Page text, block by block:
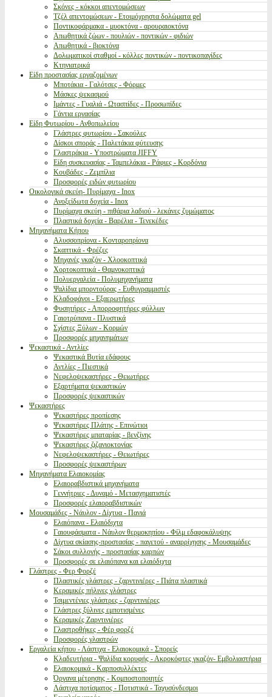
Σκόνες - κόκκοι απεντομώσεων
Τζέλ απεντομώσεων - Ετοιμόχρηστα δολώματα gel
Ποντικοφάρμακα - μυοκτόνα - αρουραιοκτόνα
Απωθητικά ζώων - πουλιών - ποντικών - φιδιών
Απωθητικά - βιοκτόνα
Δολωματικοί σταθμοί - κόλλες ποντικών - ποντικοπαγίδες
Κτηνιατρικά
Είδη προστασίας εργαζομένων
Μποτάκια - Γαλότσες - Φόρμες
Μάσκες ψεκασμού
Ιμάντες - Γυαλιά - Ωτασπίδες - Προσωπίδες
Γάντια εργασίας
Είδη Φυτωρίου - Ανθοπωλείου
Γλάστρες φυτωρίου - Σακούλες
Δίσκοι σποράς - Παλετάκια φύτευσης
Γλαστράκια - Υποστρώματα JIFFY
Είδη συσκευασίας - Ταμπελάκια - Ράφιες - Κορδόνια
Κουβάδες - Ζεμπίλια
Προσφορές ειδών φυτωρίου
Οικολογικά σκεύη- Πυρίμαχα - Inox
Ανοξείδωτα δοχεία - Inox
Πυρίμαχα σκεύη - πιθάρια λαδιού - λεκάνες ζυμώματος
Πλαστικά δοχεία - Βαρέλια - Τενεκέδες
Μηχανήματα Κήπου
Αλυσσοπρίονα - Κονταροπρίονα
Σκαπτικά - Φρέζες
Μηχανές γκαζόν - Χλοοκοπτικά
Χορτοκοπτικά - Θαμνοκοπτικά
Πολυεργαλεία - Πολυμηχανήματα
Ψαλίδια μπορντούρας - Ευθυγραμμιστές
Κλαδοφάγοι - Εξαερωτήρες
Φυσητήρες - Απορροφητήρες φύλλων
Γαιοτρύπανα - Πλυστικά
Σχίστες Ξύλων - Κορμών
Προσφορές μηχανημάτων
Ψεκαστικά - Αντλίες
Ψεκαστικά Βυτία εδάφους
Αντλίες - Πιεστικά
Νεφελοψεκαστήρες - Θειωτήρες
Εξαρτήματα ψεκαστικών
Προσφορές ψεκαστικών
Ψεκαστήρες
Ψεκαστήρες προπίεσης
Ψεκαστήρες Πλάτης - Επινώτιοι
Ψεκαστήρες μπαταρίας - βενζίνης
Ψεκαστήρες ζιζανιοκτονίας
Νεφελοψεκαστήρες - Θειωτήρες
Προσφορές ψεκαστήρων
Μηχανήματα Ελαιοκομίας
Ελαιοραβδιστικά μηχανήματα
Γεννήτριες - Δυναμό - Μετασχηματιστές
Προσφορές ελαιοραβδιστικών
Μουσαμάδες - Νάυλον - Δίχτυα - Πανιά
Ελαιόπανα - Ελαιόδιχτα
Γαιουφάσματα - Νάυλον θερμοκηπίου - Φίλμ εδαφοκάλυψης
Δίχτυα σκίασης-προστασίας - παγετού - αναρρίχησης - Μουσαμάδες
Σάκοι συλλογής - προστασίας καρπών
Προσφορές σε ελαιόπανα και ελαιόδιχτα
Γλάστρες - Φερ Φορζέ
Πλαστικές γλάστρες - ζαρντινιέρες - Πιάτα πλαστικά
Κεραμικές πήλινες γλάστρες
Τσιμεντένιες γλάστρες - ζαρντινιέρες
Γλάστρες ξύλινες εμποτισμένες
Κεραμικές Ζαρντινιέρες
Γλαστροθήκες - Φέρ φορζέ
Προσφορές γλαστρών
Εργαλεία κήπου - Λάστιχα - Ελαιοκομικά - Σπορείς
Κλαδευτήρια - Ψαλίδια κορυφής - Ακροκόφτες γκαζόν- Εμβολιαστήρια
Ελαιοκομικά - Καρποσυλλέκτες
Όργανα μέτρησης - Κομποστοποιητές
Λάστιχα ποτίσματος - Ποτιστικά - Ταχυσύνδεσμοι